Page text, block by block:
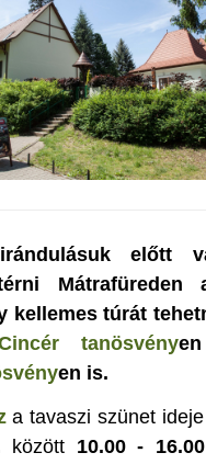
előtt
Mátrafüreden
kellemes túrát
tanösvény
en is.
a tavaszi szünet
között 10.00 - 16.00